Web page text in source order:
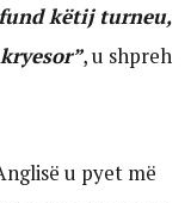
këtij turneu,
, u shpreh
u pyet më